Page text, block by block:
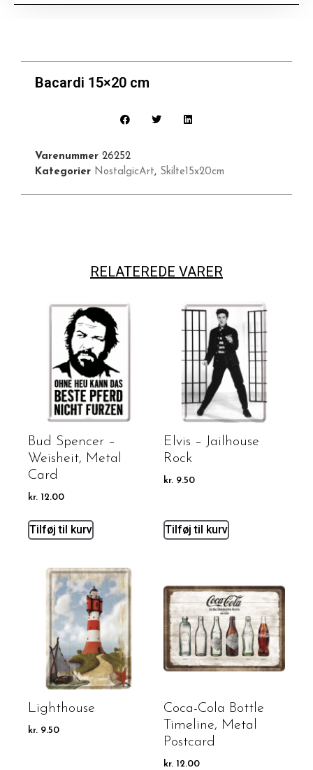
Bacardi 15×20 cm
Varenummer 26252
Kategorier NostalgicArt, Skilte15x20cm
RELATEREDE VARER
Bud Spencer –
Weisheit, Metal
Card
kr. 12.00
Tilføj til kurv
Elvis – Jailhouse
Rock
kr. 9.50
Tilføj til kurv
Lighthouse
kr. 9.50
Coca-Cola Bottle
Timeline, Metal
Postcard
kr. 12.00